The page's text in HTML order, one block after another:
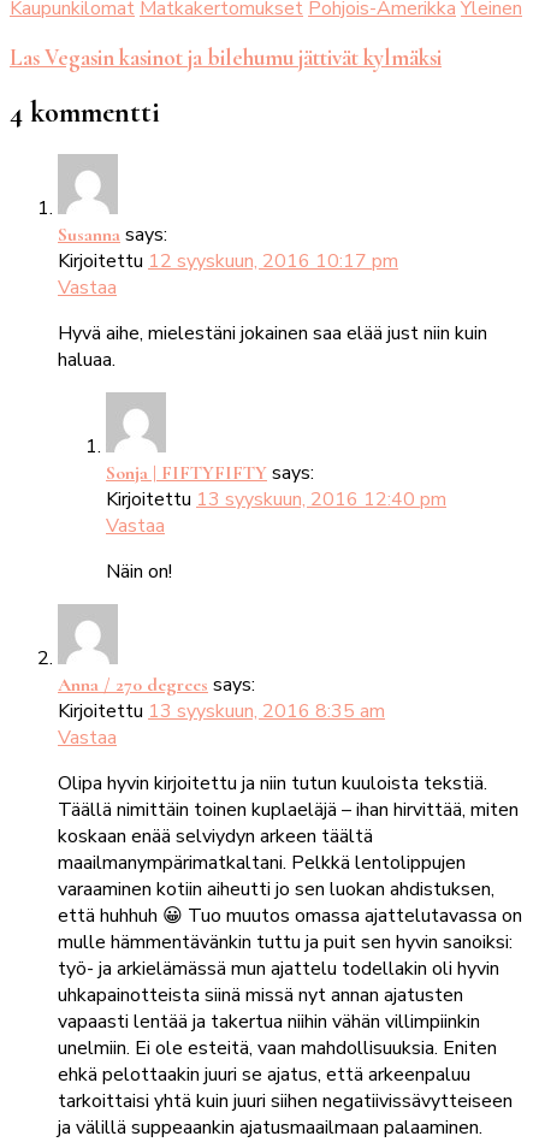
Kaupunkilomat Matkakertomukset Pohjois-Amerikka Yleinen
Las Vegasin kasinot ja bilehumu jättivät kylmäksi
4 kommentti
Susanna says:
Kirjoitettu 12 syyskuun, 2016 10:17 pm
Vastaa
Hyvä aihe, mielestäni jokainen saa elää just niin kuin
haluaa.
Sonja | FIFTYFIFTY says:
Kirjoitettu 13 syyskuun, 2016 12:40 pm
Vastaa
Näin on!
Anna / 270 degrees says:
Kirjoitettu 13 syyskuun, 2016 8:35 am
Vastaa
Olipa hyvin kirjoitettu ja niin tutun kuuloista tekstiä.
Täällä nimittäin toinen kuplaeläjä – ihan hirvittää, miten
koskaan enää selviydyn arkeen täältä
maailmanympärimatkaltani. Pelkkä lentolippujen
varaaminen kotiin aiheutti jo sen luokan ahdistuksen,
että huhhuh 😀 Tuo muutos omassa ajattelutavassa on
mulle hämmentävänkin tuttu ja puit sen hyvin sanoiksi:
työ- ja arkielämässä mun ajattelu todellakin oli hyvin
uhkapainotteista siinä missä nyt annan ajatusten
vapaasti lentää ja takertua niihin vähän villimpiinkin
unelmiin. Ei ole esteitä, vaan mahdollisuuksia. Eniten
ehkä pelottaakin juuri se ajatus, että arkeenpaluu
tarkoittaisi yhtä kuin juuri siihen negatiivissävytteiseen
ja välillä suppeaankin ajatusmaailmaan palaaminen.